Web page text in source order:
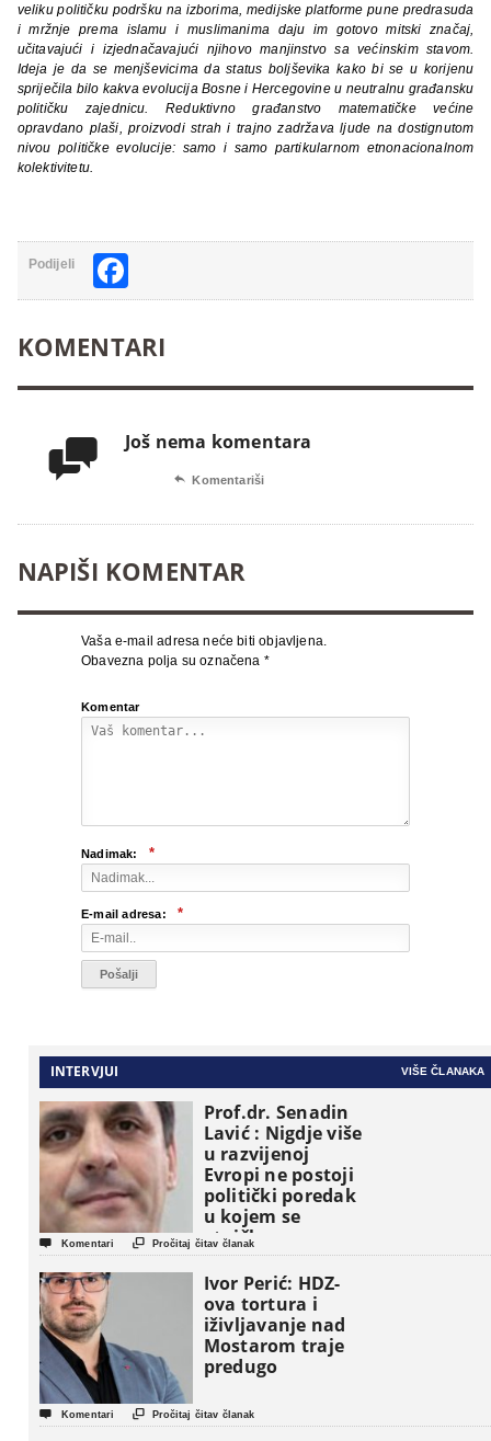
veliku političku podršku na izborima, medijske platforme pune predrasuda
i mržnje prema islamu i muslimanima daju im gotovo mitski značaj,
učitavajući i izjednačavajući njihovo manjinstvo sa većinskim stavom.
Ideja je da se menjševicima da status boljševika kako bi se u korijenu
spriječila bilo kakva evolucija Bosne i Hercegovine u neutralnu građansku
političku zajednicu. Reduktivno građanstvo matematičke većine
opravdano plaši, proizvodi strah i trajno zadržava ljude na dostignutom
nivou političke evolucije: samo i samo partikularnom etnonacionalnom
kolektivitetu.
Podijeli
KOMENTARI
 Još nema komentara
 Komentariši
NAPIŠI KOMENTAR
Vaša e-mail adresa neće biti objavljena.
Obavezna polja su označena *
Komentar
Nadimak: *
E-mail adresa: *
INTERVJUI VIŠE ČLANAKA
Prof.dr. Senadin
Lavić : Nigdje više
u razvijenoj
Evropi ne postoji
politički poredak
u kojem se
etničke grupe
pojavljuju kao
osnovne
političke jedinice
 Komentari  Pročitaj čitav članak
Ivor Perić: HDZ-
ova tortura i
iživljavanje nad
Mostarom traje
predugo
 Komentari  Pročitaj čitav članak